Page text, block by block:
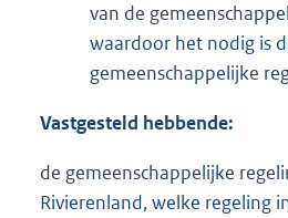
van de
waardoor het nodig is
gemeenschappelijke
Vastgesteld hebbende:
de gemeenschappelijke
Rivierenland, welke regeling